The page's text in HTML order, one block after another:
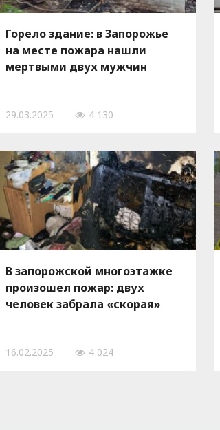
Горело здание: в Запорожье
на месте пожара нашли
мертвыми двух мужчин
29.03.2025 4 130
В запорожской многоэтажке
произошел пожар: двух
человек забрала «скорая»
16.02.2025 4 024